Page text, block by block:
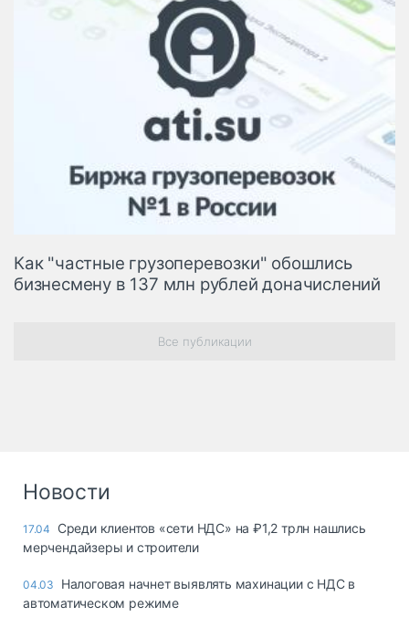
Как "частные грузоперевозки" обошлись
бизнесмену в 137 млн рублей доначислений
Все публикации
Новости
17.04
Среди клиентов «сети НДС» на ₽1,2 трлн нашлись
мерчендайзеры и строители
04.03
Налоговая начнет выявлять махинации с НДС в
автоматическом режиме